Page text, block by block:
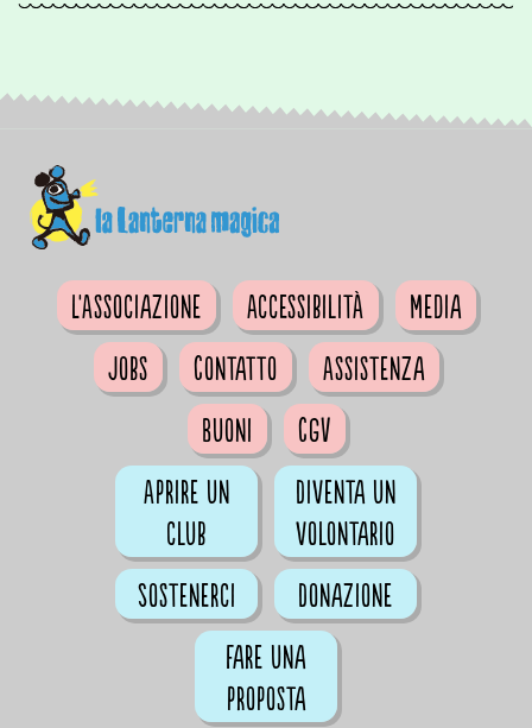
L'Associazione Accessibilità
Media
Jobs
Contatto
Assistenza
Buoni
CGV
Aprire un
club
Diventa un
volontario
Sostenerci
Donazione
Fare una
proposta